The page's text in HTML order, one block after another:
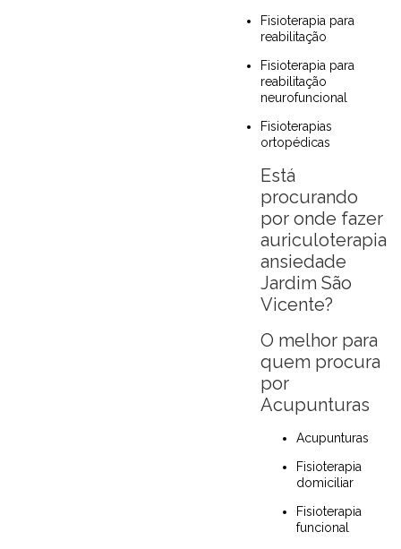
Fisioterapia para
reabilitação
Fisioterapia para
reabilitação
neurofuncional
Fisioterapias
ortopédicas
Está
procurando
por onde fazer
auriculoterapia
ansiedade
Jardim São
Vicente?
O melhor para
quem procura
por
Acupunturas
Acupunturas
Fisioterapia
domiciliar
Fisioterapia
funcional